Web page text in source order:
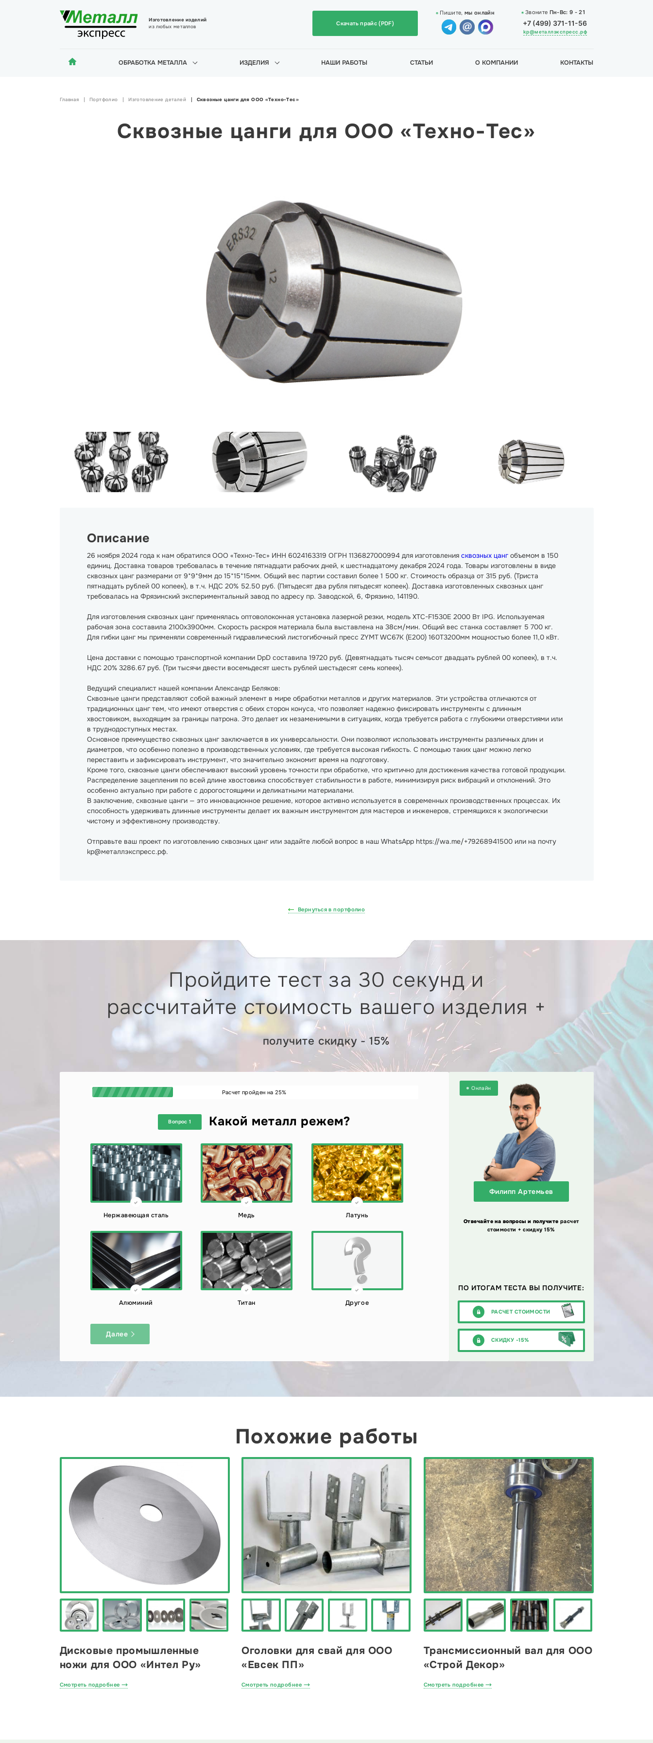
Изготовление изделий
из любых металлов
Скачать прайс (PDF)
Пишите,мы онлайн Звоните Пн-Вс: 9 - 21
+7 (499) 371-11-56
kp@металлэкспресс.рф
ОБРАБОТКА МЕТАЛЛА ИЗДЕЛИЯ НАШИ РАБОТЫ СТАТЬИ О КОМПАНИИ КОНТАКТЫ
Главная Портфолио Изготовление деталей Сквозные цанги для ООО «Техно-Тес»
Сквозные цанги для ООО «Техно-Тес»
Описание
26 ноября 2024 года к нам обратился ООО «Техно-Тес» ИНН 6024163319 ОГРН 1136827000994 для изготовления сквозных цангобъемом в 150
единиц. Доставка товаров требовалась в течение пятнадцати рабочих дней, к шестнадцатому декабря 2024 года. Товары изготовлены в виде
сквозных цанг размерами от 9*9*9мм до 15*15*15мм. Общий вес партии составил более 1 500 кг. Стоимость образца от 315 руб. (Триста
пятнадцать рублей 00 копеек), в т.ч. НДС 20% 52.50 руб. (Пятьдесят два рубля пятьдесят копеек). Доставка изготовленных сквозных цанг
требовалась на Фрязинский экспериментальный завод по адресу пр. Заводской, 6, Фрязино, 141190.
Для изготовления сквозных цанг применялась оптоволоконная установка лазерной резки, модель XTC-F1530E 2000 Вт IPG. Используемая
рабочая зона составила 2100х3900мм. Скорость раскроя материала была выставлена на 38см/мин. Общий вес станка составляет 5 700 кг.
Для гибки цанг мы применяли современный гидравлический листогибочный пресс ZYMT WC67K (E200) 160Т3200мм мощностью более 11,0 кВт.
Цена доставки с помощью транспортной компании DpD составила 19720 руб. (Девятнадцать тысяч семьсот двадцать рублей 00 копеек), в т.ч.
НДС 20% 3286.67 руб. (Три тысячи двести восемьдесят шесть рублей шестьдесят семь копеек).
Ведущий специалист нашей компании Александр Беляков:
Сквозные цанги представляют собой важный элемент в мире обработки металлов и других материалов. Эти устройства отличаются от
традиционных цанг тем, что имеют отверстия с обеих сторон конуса, что позволяет надежно фиксировать инструменты с длинным
хвостовиком, выходящим за границы патрона. Это делает их незаменимыми в ситуациях, когда требуется работа с глубокими отверстиями или
в труднодоступных местах.
Основное преимущество сквозных цанг заключается в их универсальности. Они позволяют использовать инструменты различных длин и
диаметров, что особенно полезно в производственных условиях, где требуется высокая гибкость. С помощью таких цанг можно легко
переставить и зафиксировать инструмент, что значительно экономит время на подготовку.
Кроме того, сквозные цанги обеспечивают высокий уровень точности при обработке, что критично для достижения качества готовой продукции.
Распределение зацепления по всей длине хвостовика способствует стабильности в работе, минимизируя риск вибраций и отклонений. Это
особенно актуально при работе с дорогостоящими и деликатными материалами.
В заключение, сквозные цанги — это инновационное решение, которое активно используется в современных производственных процессах. Их
способность удерживать длинные инструменты делает их важным инструментом для мастеров и инженеров, стремящихся к экологически
чистому и эффективному производству.
Отправьте ваш проект по изготовлению сквозных цанг или задайте любой вопрос в наш WhatsApp https://wa.me/+79268941500 или на почту
kp@металлэкспресс.рф.
Вернуться в портфолио
Пройдите тест за 30 секунд и
рассчитайте стоимость вашего изделия +
получите скидку - 15%
Расчет пройден на 25%
Вопрос 1 Какой металл режем?
Нержавеющая сталь Медь Латунь
Алюминий Титан Другое
Далее
Онлайн
Филипп Артемьев
Отвечайте на вопросы и получите расчет
стоимости + скидку 15%
ПО ИТОГАМ ТЕСТА ВЫ ПОЛУЧИТЕ:
РАСЧЕТ СТОИМОСТИ
СКИДКУ -15%
Похожие работы
Дисковые промышленные
ножи для ООО «Интел Ру»
Смотреть подробнее
Оголовки для свай для ООО
«Евсек ПП»
Смотреть подробнее
Трансмиссионный вал для ООО
«Строй Декор»
Смотреть подробнее